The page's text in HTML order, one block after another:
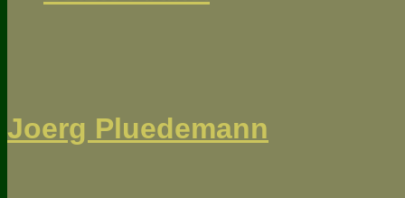
Joerg Pluedemann